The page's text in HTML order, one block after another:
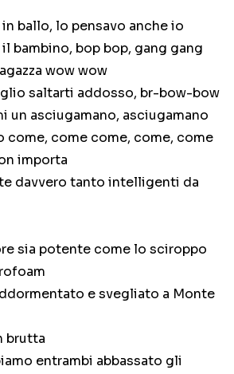
ballo, lo pensavo anche io
bambino, bop bop, gang gang
wow wow
saltarti addosso, br-bow-bow
un asciugamano, asciugamano
come, come come, come, come
importa
davvero tanto intelligenti da
sia potente come lo sciroppo
e svegliato a Monte
brutta
entrambi abbassato gli